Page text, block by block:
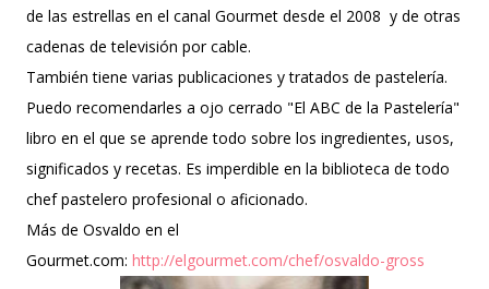
de las estrellas en el canal Gourmet desde el 2008 y de otras
cadenas de televisión por cable.
También tiene varias publicaciones y tratados de pastelería.
Puedo recomendarles a ojo cerrado "El ABC de la Pastelería"
libro en el que se aprende todo sobre los ingredientes, usos,
significados y recetas. Es imperdible en la biblioteca de todo
chef pastelero profesional o aficionado.
Más de Osvaldo en el
Gourmet.com: http://elgourmet.com/chef/osvaldo-gross